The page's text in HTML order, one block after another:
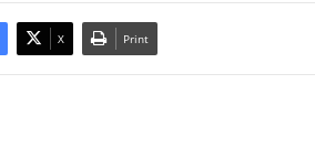
X Print